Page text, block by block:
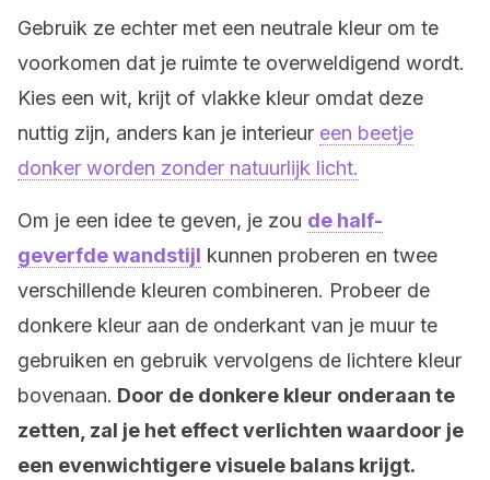
Gebruik ze echter met een neutrale kleur om te
voorkomen dat je ruimte te overweldigend wordt.
Kies een wit, krijt of vlakke kleur omdat deze
nuttig zijn, anders kan je interieur een beetje
donker worden zonder natuurlijk licht.
Om je een idee te geven, je zou de half-
geverfde wandstijl kunnen proberen en twee
verschillende kleuren combineren. Probeer de
donkere kleur aan de onderkant van je muur te
gebruiken en gebruik vervolgens de lichtere kleur
bovenaan. Door de donkere kleur onderaan te
zetten, zal je het effect verlichten waardoor je
een evenwichtigere visuele balans krijgt.